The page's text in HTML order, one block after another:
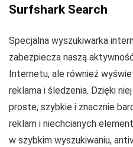
Surfshark Search
Specjalna wyszukiwarka
zabezpiecza naszą
Internetu, ale również
reklama i śledzenia. Dzięki
proste, szybkie i znacznie
reklam i niechcianych
w szybkim wyszukiwaniu,